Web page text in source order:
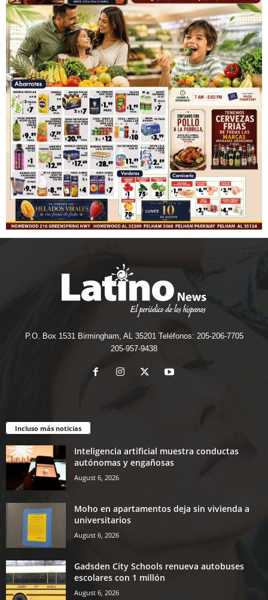
P.O. Box 1531 Birmingham, AL 35201 Teléfonos: 205-206-7705
205-957-9438
Incluso más noticias
Inteligencia artificial muestra conductas
autónomas y engañosas
August 6, 2026
Moho en apartamentos deja sin vivienda a
universitarios
August 6, 2026
Gadsden City Schools renueva autobuses
escolares con 1 millón
August 6, 2026